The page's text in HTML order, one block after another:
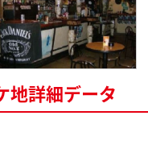
地詳細データ